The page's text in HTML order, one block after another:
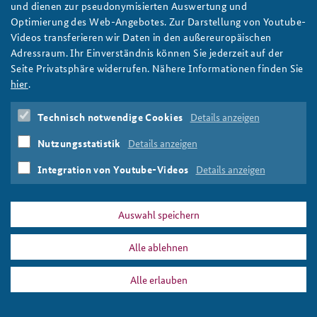
und dienen zur pseudonymisierten Auswertung und
Optimierung des Web-Angebotes. Zur Darstellung von Youtube-
Videos transferieren wir Daten in den außereuropäischen
Adressraum. Ihr Einverständnis können Sie jederzeit auf der
Seite Privatsphäre widerrufen. Nähere Informationen finden Sie
hier.
Technisch notwendige Cookies Details anzeigen
Nutzungsstatistik Details anzeigen
Integration von Youtube-Videos Details anzeigen
Auswahl speichern
Alle ablehnen
Alle erlauben